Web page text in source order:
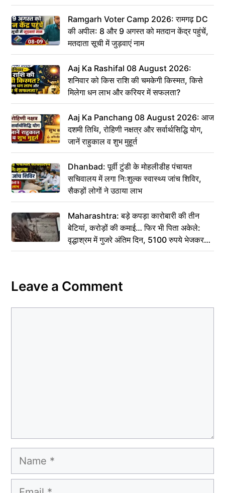
Ramgarh Voter Camp 2026: रामगढ़ DC
की अपील: 8 और 9 अगस्त को मतदान केंद्र पहुंचें,
मतदाता सूची में जुड़वाएं नाम
Aaj Ka Rashifal 08 August 2026:
शनिवार को किस राशि की चमकेगी किस्मत, किसे
मिलेगा धन लाभ और करियर में सफलता?
Aaj Ka Panchang 08 August 2026: आज
दशमी तिथि, रोहिणी नक्षत्र और सर्वार्थसिद्धि योग,
जानें राहुकाल व शुभ मुहूर्त
Dhanbad: पूर्वी टुंडी के मोहलीडीह पंचायत
सचिवालय में लगा निःशुल्क स्वास्थ्य जांच शिविर,
सैकड़ों लोगों ने उठाया लाभ
Maharashtra: बड़े कपड़ा कारोबारी की तीन
बेटियां, करोड़ों की कमाई… फिर भी पिता अकेले:
वृद्धाश्रम में गुजरे अंतिम दिन, 5100 रुपये भेजकर
कहा– अंतिम संस्कार कर दीजिए हम नहीं आ पाएंगे
Leave a Comment
Name
Email